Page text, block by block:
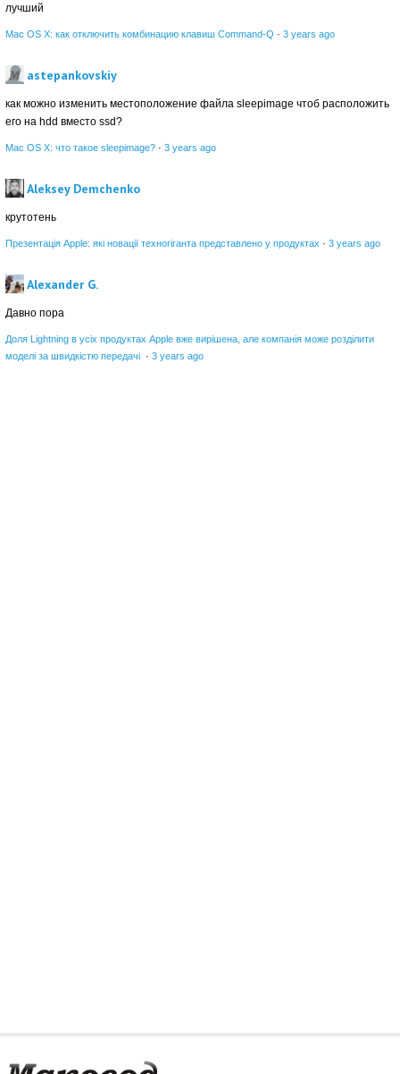
лучший
Mac OS X: как отключить комбинацию клавиш Command-Q · 3 years ago
astepankovskiy
как можно изменить местоположение файла sleepimage чтоб расположить
его на hdd вместо ssd?
Mac OS X: что такое sleepimage? · 3 years ago
Aleksey Demchenko
крутотень
Презентація Apple: які новації техногіганта представлено у продуктах · 3 years ago
Alexander G.
Давно пора
Доля Lightning в усіх продуктах Apple вже вирішена, але компанія може розділити
моделі за швидкістю передачі · 3 years ago